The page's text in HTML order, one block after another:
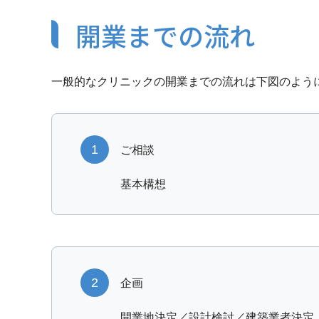
開業までの流れ
一般的なクリニックの開業までの流れは下図のよう
1 ご相談
基本構想
2 企画